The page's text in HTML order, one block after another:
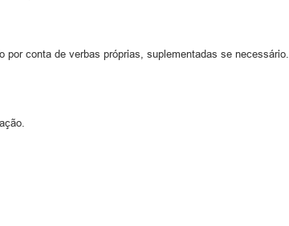
conta de verbas próprias, suplementadas se necessário.